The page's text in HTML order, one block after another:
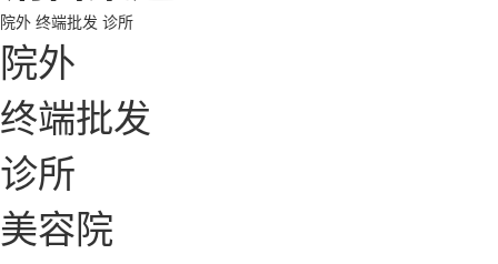
院外 终端批发 诊所
院外
终端批发
诊所
美容院